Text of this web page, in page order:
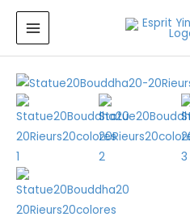
Aller
contenu
MAIN
MENU
quantité
de
Statue
Bouddha
-
Rieurs
colorés